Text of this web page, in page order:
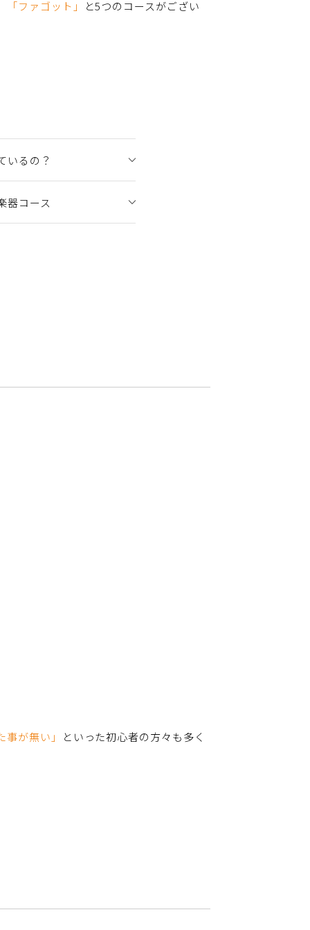
ファゴット」 と5つのコースがござい
いるの？
器コース
が無い」 といった初心者の方々も多く